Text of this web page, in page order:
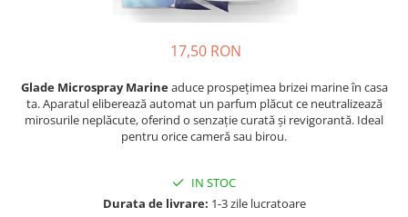
Intretinere Masina de Spalat Rufe
Detergent Vase
Diverse
Bidoane si canistre
17,50 RON
Glade Microspray Marineaduce prospețimea brizei marine în casa
ta. Aparatul eliberează automat un parfum plăcut ce neutralizează
mirosurile neplăcute, oferind o senzație curată și revigorantă. Ideal
pentru orice cameră sau birou.
IN STOC
Durata de livrare: 1-3 zile lucratoare